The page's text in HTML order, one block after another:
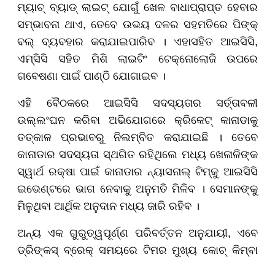
ମ୍ୟାଚ୍‌ ବ୍ୟାଡ୍ ଲାଇଟ୍ ଯୋଗୁଁ ଖେଳ ବାଧାପ୍ରାପ୍ତ ହେବାର
ସମ୍ଭାବନା ଥାଏ, ତେବେ ଉଭୟ ଦଳର ସହମତିରେ ପିଙ୍କ୍
ବଲ୍ ବ୍ୟବହାର କରାଯାଇପାରିବ । ଏହାସହିତ ଆଇସିସି,
ଏମ୍‌ସିସି ସହିତ ମିଶି ଲାଇଟିଂ ଟେକ୍ନୋଲୋଜି ଉପରେ
ଗବେଷଣା ପାଇଁ ପାଣ୍ଠି ଯୋଗାଇବ ।
ଏହି ବୈଠକରେ ଆଇସିସି ସଦସ୍ୟତାର ସର୍ତ୍ତାବଳୀ
ଉଲ୍ଲଂଘନ କରିବା ଅଭିଯୋଗରେ କ୍ରିକେଟ୍ କାନାଡାକୁ
ତତ୍କାଳ ପ୍ରଭାବରୁ ନିଲମ୍ବିତ କରାଯାଇଛି । ତେବେ
କାନାଡାର ସଦସ୍ୟତା ସ୍ଥଗିତ ରହିଥିଲେ ମଧ୍ୟ ଖେଳାଳିଙ୍କ
ସ୍ୱାର୍ଥ ରକ୍ଷା ପାଇଁ କାନାଡାର ନ୍ୟାସନାଲ୍ ଟିମ୍‌କୁ ଆଇସିସି
ଇଭେଣ୍ଟରେ ଭାଗ ନେବାକୁ ଅନୁମତି ମିଳିବ । ସେମାନଙ୍କୁ
ମିଳୁଥିବା ଆର୍ଥିକ ଅନୁଦାନ ମଧ୍ୟ ଜାରି ରହିବ ।
ଅନ୍ୟ ଏକ ଗୁରୁତ୍ୱପୂର୍ଣ୍ଣ ପରିବର୍ତ୍ତନ ଅନୁଯାୟୀ, ଏବେ
ଡ୍ରିଙ୍କସ୍ ବ୍ରେକ୍ ସମୟରେ ଟିମର ମୁଖ୍ୟ କୋଚ୍ କିମ୍ବା